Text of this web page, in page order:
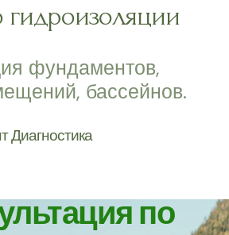
гидроизоляции
фундаментов,
бассейнов.
Диагностика
по